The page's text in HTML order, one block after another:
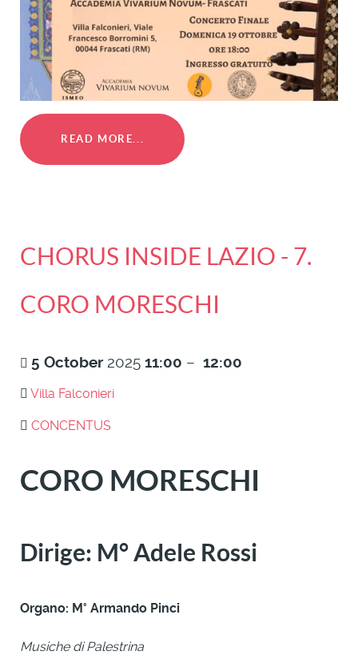
READ MORE...
CHORUS INSIDE LAZIO - 7.
CORO MORESCHI
5 October 2025 11:00 – 12:00
Villa Falconieri
CONCENTUS
CORO MORESCHI
Dirige: M° Adele Rossi
Organo: M° Armando Pinci
Musiche di Palestrina